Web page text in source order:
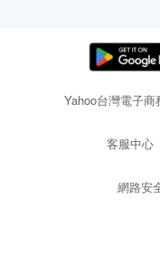
Yahoo台灣電子
客服中心
網路安